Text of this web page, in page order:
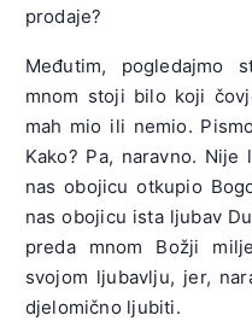
prodaje?
Međutim, pogledajmo
mnom stoji bilo koji
mah mio ili nemio.
Kako? Pa, naravno.
nas obojicu otkupio
nas obojicu ista ljubav
preda mnom Božji
svojom ljubavlju, jer,
djelomično ljubiti.